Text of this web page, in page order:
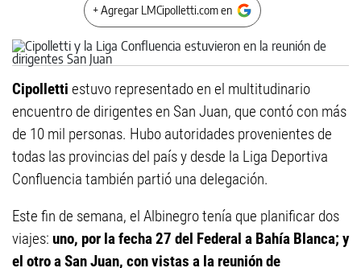
+ Agregar LMCipolletti.com en
Cipolletti estuvo representado en el multitudinario
encuentro de dirigentes en San Juan, que contó con más
de 10 mil personas. Hubo autoridades provenientes de
todas las provincias del país y desde la Liga Deportiva
Confluencia también partió una delegación.
Este fin de semana, el Albinegro tenía que planificar dos
viajes: uno, por la fecha 27 del Federal a Bahía Blanca; y
el otro a San Juan, con vistas a la reunión de